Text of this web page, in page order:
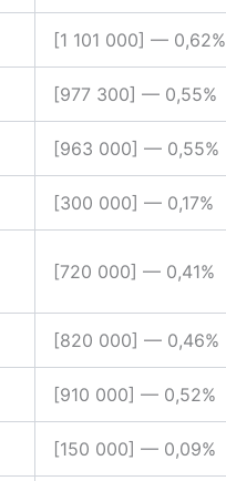
[1 101 000] — 0,62%
[977 300] — 0,55%
[963 000] — 0,55%
[300 000] — 0,17%
[720 000] — 0,41%
[820 000] — 0,46%
[910 000] — 0,52%
[150 000] — 0,09%